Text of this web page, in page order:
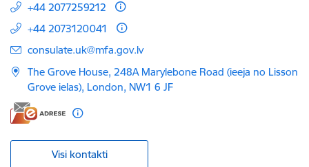
+44 2077259212
+44 2073120041
E-pasts:
consulate.uk@mfa.gov.lv
The Grove House, 248A Marylebone Road (ieeja no Lisson
Grove ielas), London, NW1 6 JF
Visi kontakti